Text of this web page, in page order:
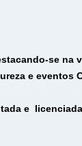
se na
e eventos
e